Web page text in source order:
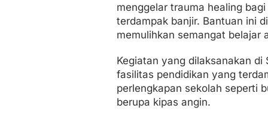
a
n
T
a
u
m
a
H
e
menggelar trauma healing
terdampak banjir. Bantuan ini
memulihkan semangat belajar
Kegiatan yang dilaksanakan di
fasilitas pendidikan yang
perlengkapan sekolah seperti
berupa kipas angin.